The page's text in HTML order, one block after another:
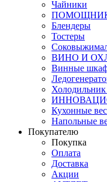
Чайники
Блендеры
Тостеры
ВИНО И
Винные
Холодильник
Кухонные
Напольные
Покупателю
Покупка
Оплата
Доставка
Акции